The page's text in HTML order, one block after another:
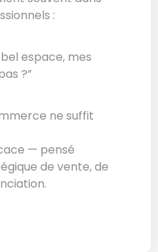
:
espace, mes
?”
ne suffit
— pensé
de vente, de